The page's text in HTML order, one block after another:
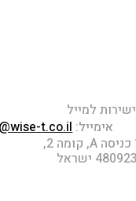
למייל
אימייל:t.co.il